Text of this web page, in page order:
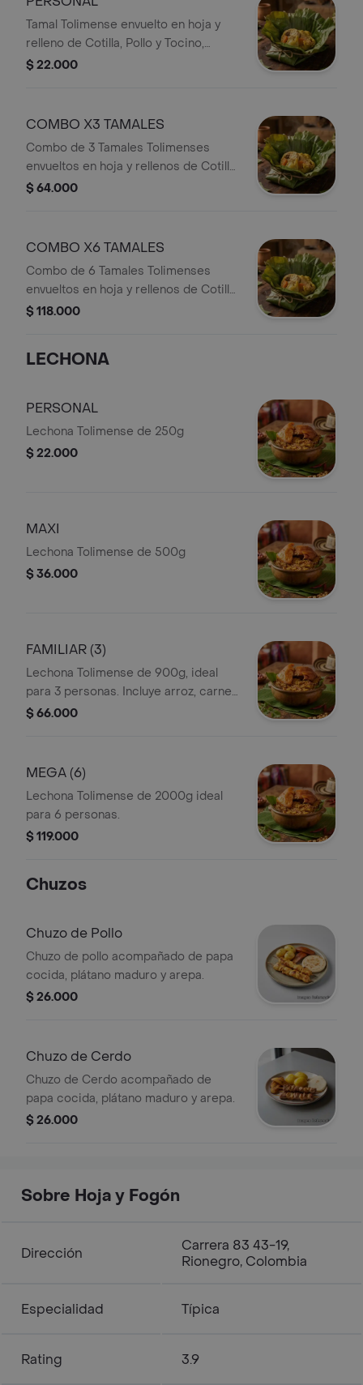
Tamal Tolimense envuelto en hoja y
relleno de Cotilla, Pollo y Tocino,
acompañado de Huevo Cocido, Papa,
$ 22.000
COMBO X3 TAMALES
Combo de 3 Tamales Tolimenses
envueltos en hoja y rellenos de Cotilla,
Pollo y Tocino, acompañados de
$ 64.000
COMBO X6 TAMALES
Combo de 6 Tamales Tolimenses
envueltos en hoja y rellenos de Cotilla,
Pollo y Tocino, acompañados de
$ 118.000
LECHONA
PERSONAL
Lechona Tolimense de 250g
$ 22.000
MAXI
Lechona Tolimense de 500g
$ 36.000
FAMILIAR (3)
Lechona Tolimense de 900g, ideal
para 3 personas. Incluye arroz, carne
de cerdo y cuero crujiente.
$ 66.000
MEGA (6)
Lechona Tolimense de 2000g ideal
para 6 personas.
$ 119.000
Chuzos
Chuzo de Pollo
Chuzo de pollo acompañado de papa
cocida, plátano maduro y arepa.
$ 26.000
Chuzo de Cerdo
Chuzo de Cerdo acompañado de
papa cocida, plátano maduro y arepa.
$ 26.000
Sobre Hoja y Fogón
Dirección
Carrera 83 43-19,
Rionegro, Colombia
Especialidad Típica
Rating 3.9